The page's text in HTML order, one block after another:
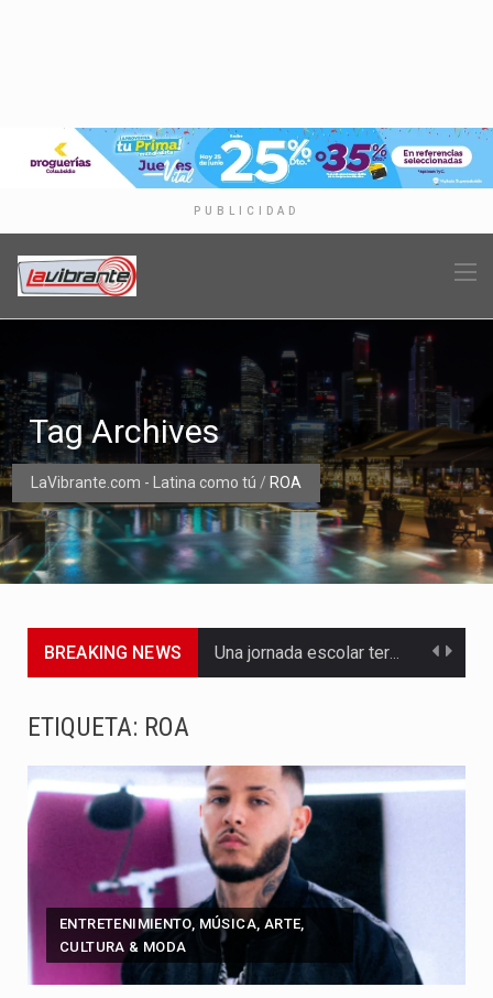
PUBLICIDAD
LaVibrante.com - Latina como tú / ROA
Tag Archives
BREAKING NEWS Una jornada escolar terminó en tragedia este viernes 7 de…
El presidente electo Abelardo de la Espriella aseguró que durante…
ETIQUETA: ROA
ENTRETENIMIENTO, MÚSICA, ARTE,
CULTURA & MODA